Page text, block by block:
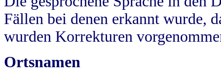
Fällen bei denen erkannt wurde,
wurden Korrekturen
Ortsnamen